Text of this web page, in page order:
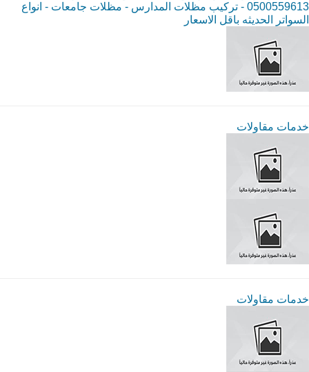
0500559613 - تركيب مظلات المدارس - مظلات جامعات - انواع
السواتر الحديثه باقل الاسعار
خدمات مقاولات
خدمات مقاولات